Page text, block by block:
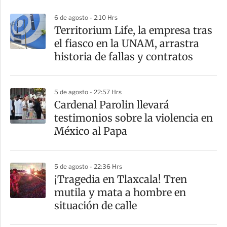
a
r
t
6 de agosto - 2:10 Hrs
Territorium Life, la empresa tras
el fiasco en la UNAM, arrastra
historia de fallas y contratos
5 de agosto - 22:57 Hrs
Cardenal Parolin llevará
testimonios sobre la violencia en
México al Papa
5 de agosto - 22:36 Hrs
¡Tragedia en Tlaxcala! Tren
mutila y mata a hombre en
situación de calle